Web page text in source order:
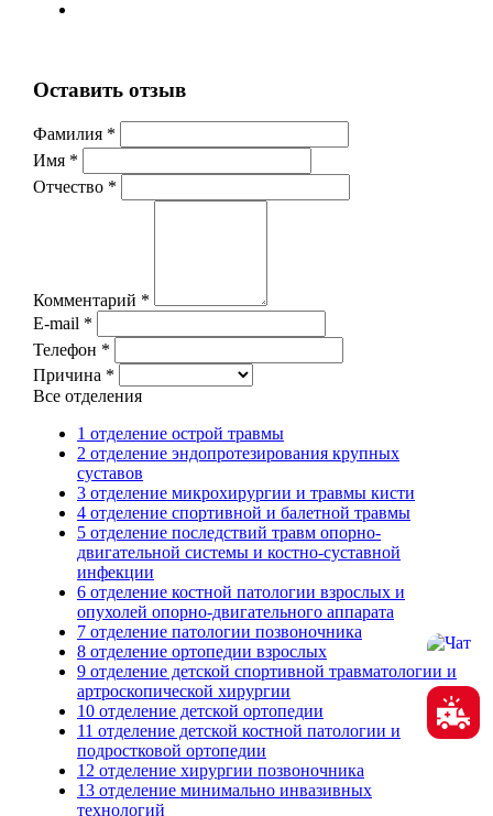
Оставить отзыв
Фамилия *
Имя *
Отчество *
Комментарий *
E-mail *
Телефон *
Причина *
Все отделения
1 отделение острой травмы
2 отделение эндопротезирования крупных
суставов
3 отделение микрохирургии и травмы кисти
4 отделение спортивной и балетной травмы
5 отделение последствий травм опорно-
двигательной системы и костно-суставной
инфекции
6 отделение костной патологии взрослых и
опухолей опорно-двигательного аппарата
7 отделение патологии позвоночника
8 отделение ортопедии взрослых
9 отделение детской спортивной травматологии и
артроскопической хирургии
10 отделение детской ортопедии
11 отделение детской костной патологии и
подростковой ортопедии
12 отделение хирургии позвоночника
13 отделение минимально инвазивных
технологий